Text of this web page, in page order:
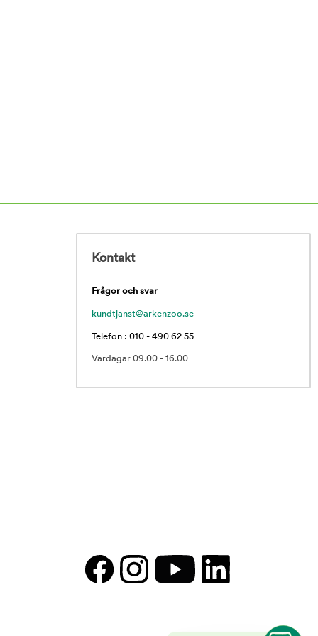
Kontakt
Frågor och svar
kundtjanst@arkenzoo.se
Telefon : 010 - 490 62 55
Vardagar 09.00 - 16.00